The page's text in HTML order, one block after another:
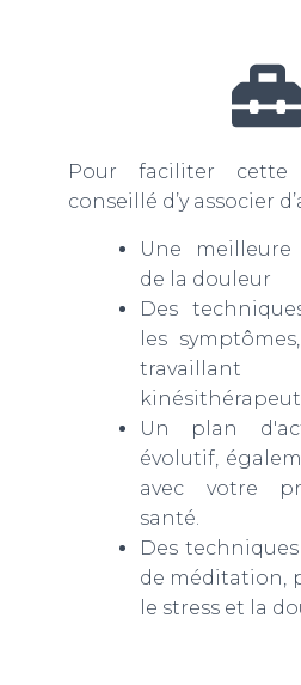
Pour faciliter
conseillé d’y associer
Une meilleure
de la douleur
Des
les
travaillant
Un plan
évolutif,
avec votre
santé.
Des
de méditation,
le stress et la